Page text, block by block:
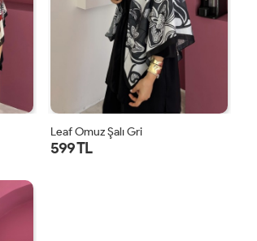
Leaf Omuz Şalı Gri
599 TL